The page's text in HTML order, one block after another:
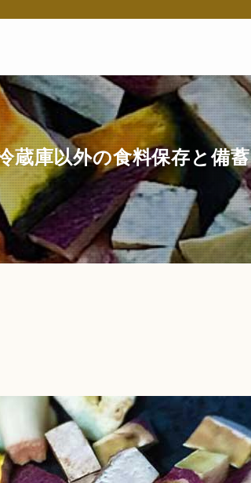
蔵庫以外の食料保存と備蓄